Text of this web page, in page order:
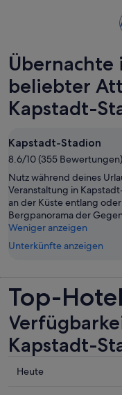
Übernachte
beliebter
Kapstadt-
Kapstadt-Stadion
8.6/10 (355 Bewertungen)
Nutz während deines
Veranstaltung in
an der Küste entlang
Bergpanorama der
Weniger anzeigen
Unterkünfte anzeigen
Top-
Kapstadt-
Prüfe
Heute